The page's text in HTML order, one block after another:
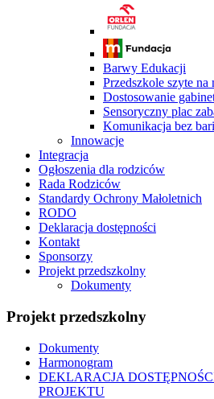
Barwy Edukacji
Przedszkole szyte na
Dostosowanie
Sensoryczny plac
Komunikacja bez
Innowacje
Integracja
Ogłoszenia dla rodziców
Rada Rodziców
Standardy Ochrony Małoletnich
RODO
Deklaracja dostępności
Kontakt
Sponsorzy
Projekt przedszkolny
Dokumenty
Projekt przedszkolny
Dokumenty
Harmonogram
DEKLARACJA
PROJEKTU